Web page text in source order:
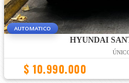
AUTOMATICO
HYUNDAI
$ 10.990.000